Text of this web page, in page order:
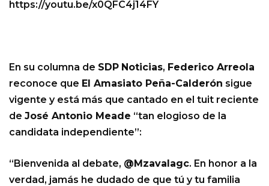
https://youtu.be/x0QFC4j14FY
En su columna de SDP Noticias, Federico Arreola
reconoce que El Amasiato Peña-Calderón sigue
vigente y está más que cantado en el tuit reciente
de José Antonio Meade “tan elogioso de la
candidata independiente”:
“Bienvenida al debate, @Mzavalagc. En honor a la
verdad, jamás he dudado de que tú y tu familia